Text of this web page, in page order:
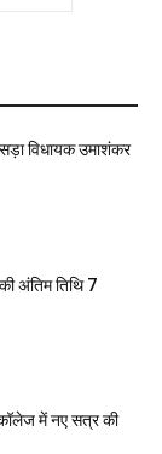
विधायक उमाशंकर
अंतिम तिथि 7
कॉलेज में नए सत्र की